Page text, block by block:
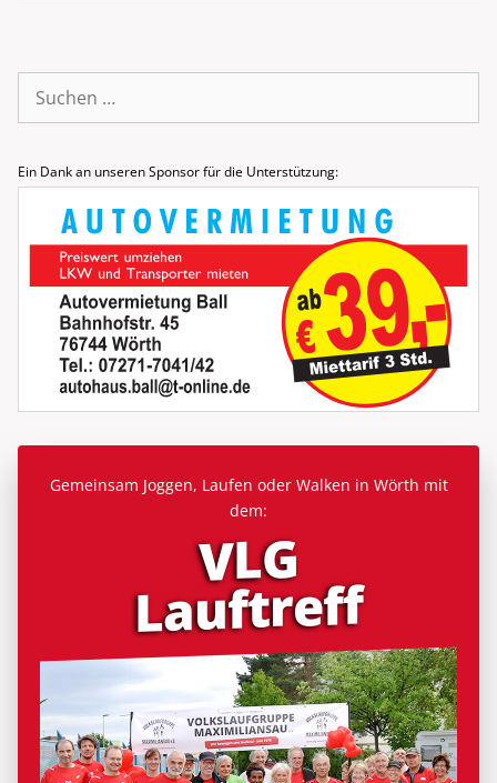
Suche
nach:
Ein Dank an unseren Sponsor für die Unterstützung:
Gemeinsam Joggen, Laufen oder Walken in Wörth mit
dem:
VLG
Lauf­treff